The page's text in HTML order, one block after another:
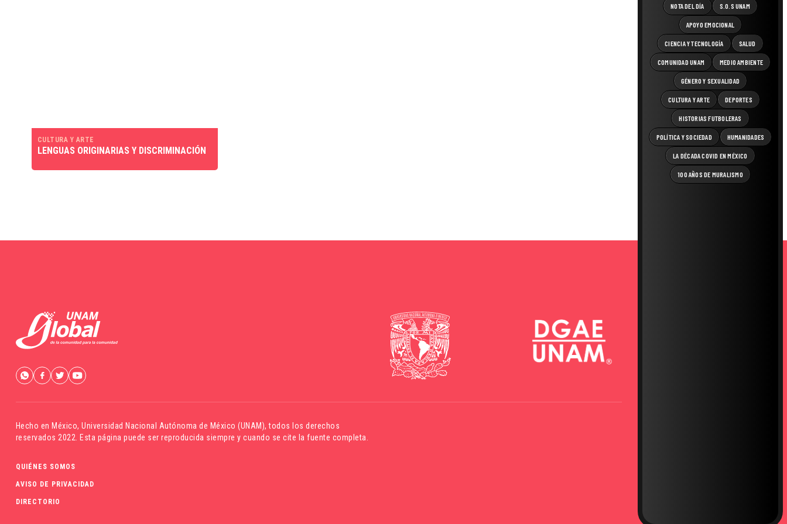
NOTA DEL DÍA S.O.S UNAM
APOYO EMOCIONAL
CIENCIA Y TECNOLOGÍA SALUD
COMUNIDAD UNAM MEDIO AMBIENTE
GÉNERO Y SEXUALIDAD
CULTURA Y ARTE DEPORTES
HISTORIAS FUTBOLERAS
POLÍTICA Y SOCIEDAD HUMANIDADES
LA DÉCADA COVID EN MÉXICO
100 AÑOS DE MURALISMO
CULTURA Y ARTE
LENGUAS ORIGINARIAS Y DISCRIMINACIÓN
Hecho en México,Universidad Nacional Autónoma de México (UNAM), todos los derechos
reservados 2022. Esta página puede ser reproducida siempre y cuando se cite la fuente completa.
QUIÉNES SOMOS
AVISO DE PRIVACIDAD
DIRECTORIO